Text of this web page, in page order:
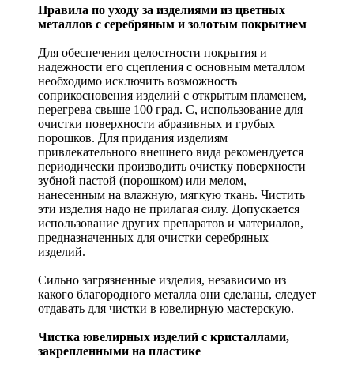
Правила по уходу за изделиями из цветных
металлов с серебряным и золотым покрытием
Для обеспечения целостности покрытия и
надежности его сцепления с основным металлом
необходимо исключить возможность
соприкосновения изделий с открытым пламенем,
перегрева свыше 100 град. С, использование для
очистки поверхности абразивных и грубых
порошков. Для придания изделиям
привлекательного внешнего вида рекомендуется
периодически производить очистку поверхности
зубной пастой (порошком) или мелом,
нанесенным на влажную, мягкую ткань. Чистить
эти изделия надо не прилагая силу. Допускается
использование других препаратов и материалов,
предназначенных для очистки серебряных
изделий.
Сильно загрязненные изделия, независимо из
какого благородного металла они сделаны, следует
отдавать для чистки в ювелирную мастерскую.
Чистка ювелирных изделий с кристаллами,
закрепленными на пластике